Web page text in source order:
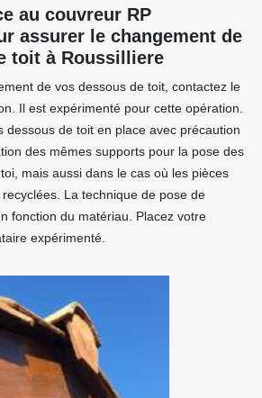
au couvreur RP
assurer le changement de
toit à Roussilliere
de vos dessous de toit, contactez le
Il est expérimenté pour cette opération.
dessous de toit en place avec précaution
des mêmes supports pour la pose des
mais aussi dans le cas où les pièces
La technique de pose de
fonction du matériau. Placez votre
expérimenté.